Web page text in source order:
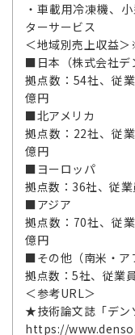
・車載用冷凍機、
ターサービス
＜地域別売上収益
■日本（株式会社デ
拠点数：54社、従
億円
■北アメリカ
拠点数：22社、従
億円
■ヨーロッパ
拠点数：36社、従
■アジア
拠点数：70社、従
億円
■その他（南米・ア
拠点数：5社、従業
＜参考URL＞
★技術論文誌「デン
https://